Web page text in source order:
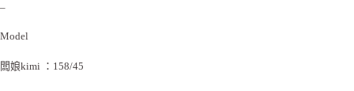
–
Model
闆娘kimi ：158/45